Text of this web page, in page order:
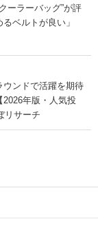
ーラーバッグ”が評
ベルトが良い」
ウンドで活躍を期待
2026年版・人気投
リサーチ